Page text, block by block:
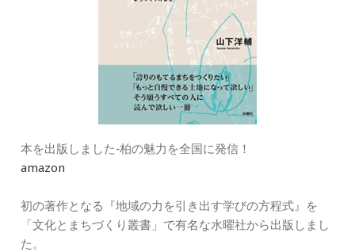
本を出版しました‐柏の魅力を全国に発信！
amazon
初の著作となる『地域の力を引き出す学びの方程式』を
「文化とまちづくり叢書」で有名な水曜社から出版しまし
た。